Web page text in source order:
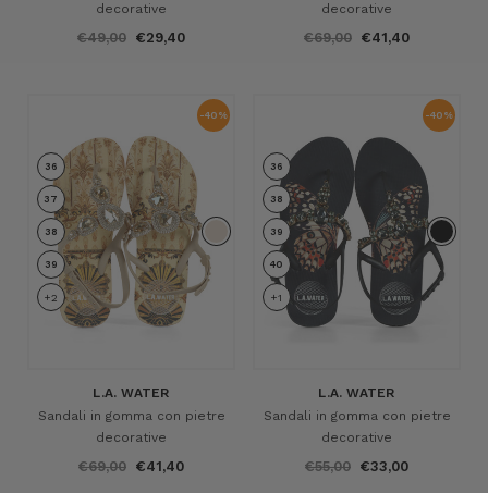
decorative
€49,00 €29,40
decorative
€69,00 €41,40
-40%
36
37
38
39
+2
L.A. WATER
Sandali in gomma con pietre
decorative
€69,00 €41,40
-40%
36
38
39
40
+1
L.A. WATER
Sandali in gomma con pietre
decorative
€55,00 €33,00